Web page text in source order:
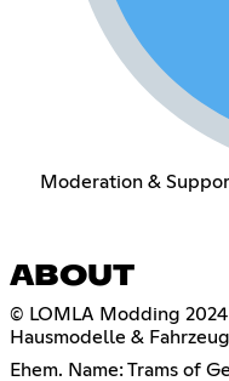
Moderation &
ABOUT
© LOMLA Modding
Hausmodelle &
Ehem. Name: Trams of